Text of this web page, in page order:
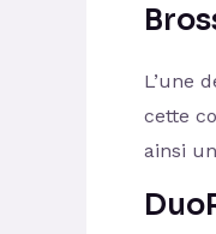
L’une
cette
ainsi